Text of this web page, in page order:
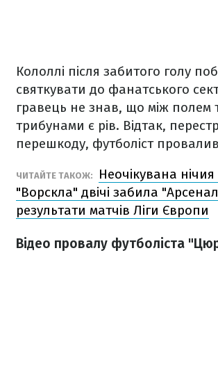
Кололлі після забитого голу
святкувати до фанатського
гравець не знав, що між полем
трибунами є рів. Відтак,
перешкоду, футболіст
ЧИТАЙТЕ ТАКОЖ:
Неочікувана
"Ворскла" двічі забила
результати матчів Ліги Європи
Відео провалу футболіста